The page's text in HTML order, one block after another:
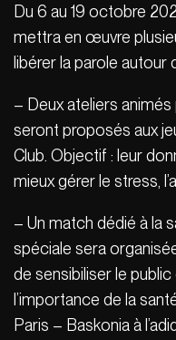
Du 6 au 19 octobre
mettra en œuvre
libérer la parole autour
– Deux ateliers
seront proposés aux
Club. Objectif : leur
mieux gérer le stress,
– Un match dédié à la
spéciale sera
de sensibiliser le
l’importance de la
Paris – Baskonia à